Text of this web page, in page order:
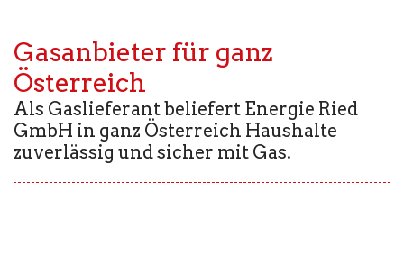
Gasanbieter für ganz
Österreich
Als Gaslieferant beliefert Energie Ried
GmbH in ganz Österreich Haushalte
zuverlässig und sicher mit Gas.